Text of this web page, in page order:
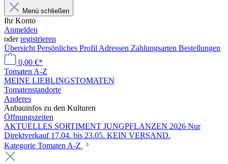
Menü schließen
Ihr Konto
Anmelden
oderregistrieren
Übersicht Persönliches Profil Adressen Zahlungsarten Bestellungen
0,00 €*
Tomaten A-Z
MEINE LIEBLINGSTOMATEN
Tomatenstandorte
Anderes
Anbauinfos zu den Kulturen
Öffnungszeiten
AKTUELLES SORTIMENT JUNGPFLANZEN 2026 Nur
Direktverkauf 17.04. bis 23.05. KEIN VERSAND.
Kategorie Tomaten A-Z